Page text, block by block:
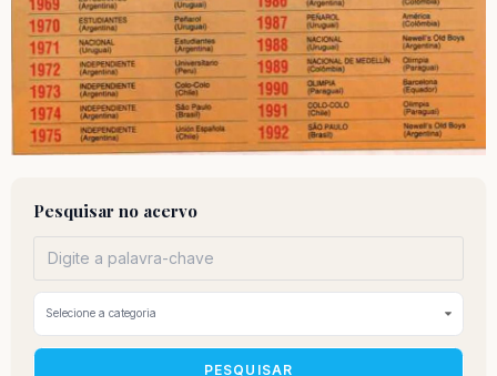
Pesquisar no acervo
PESQUISAR